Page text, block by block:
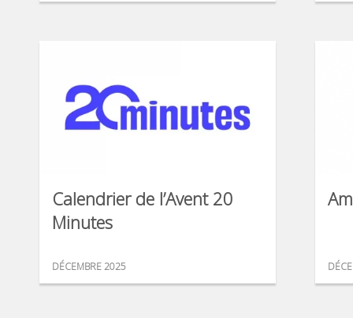
Calendrier de l’Avent 20
Minutes
DÉCEMBRE 2025